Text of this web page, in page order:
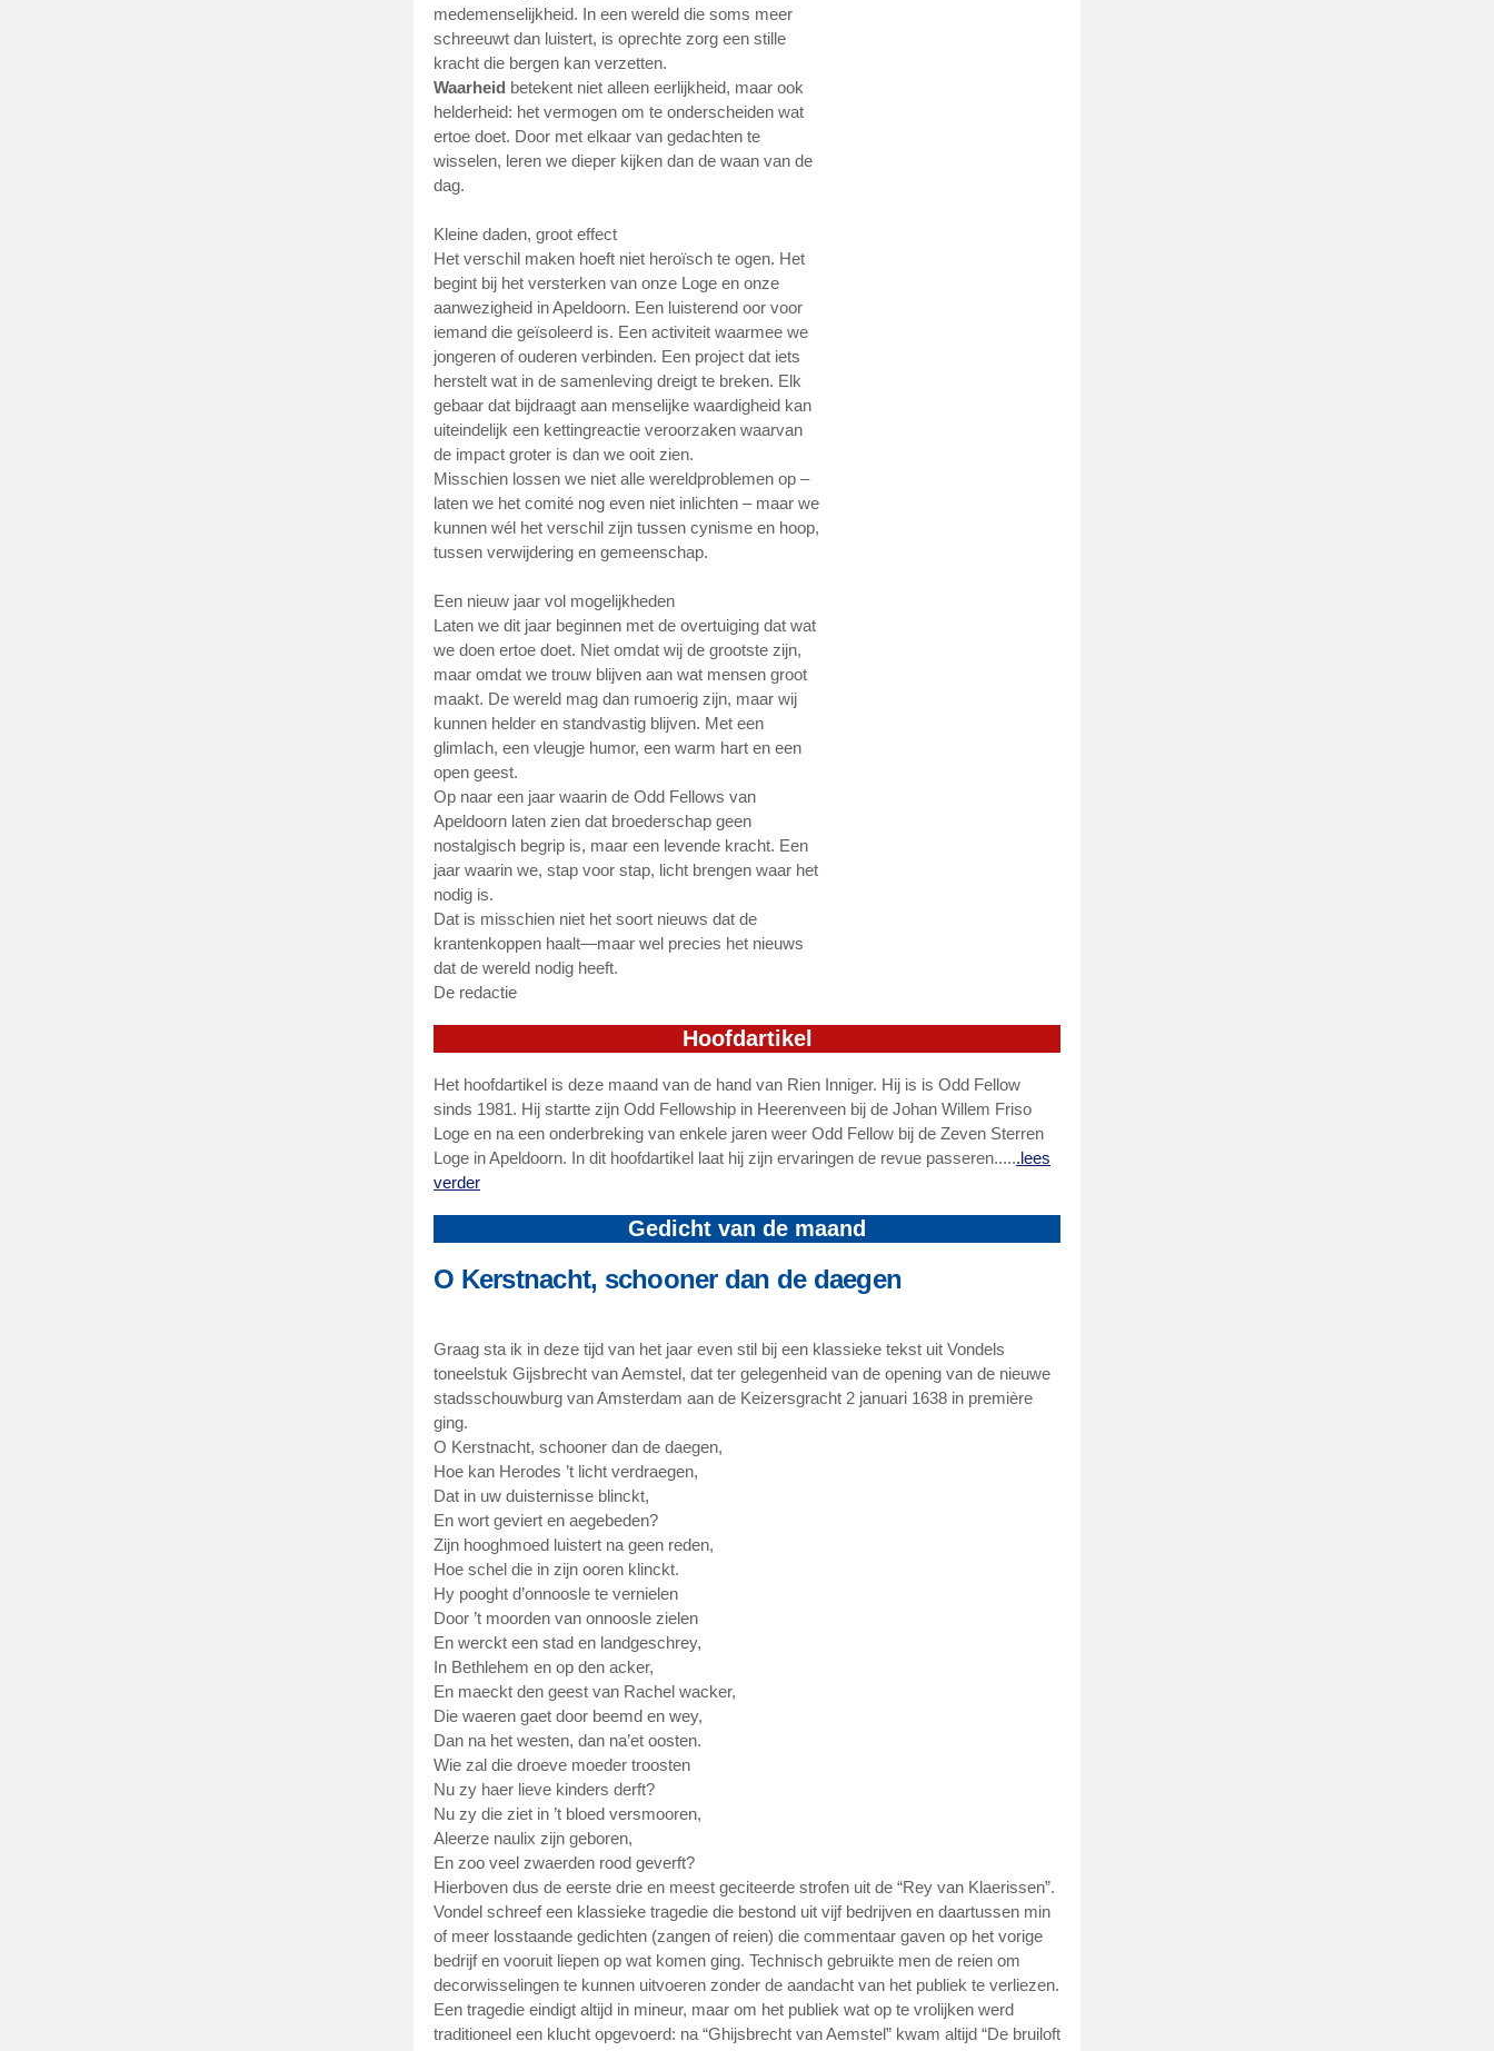
medemenselijkheid. In een wereld die soms meer
schreeuwt dan luistert, is oprechte zorg een stille
kracht die bergen kan verzetten.
Waarheid betekent niet alleen eerlijkheid, maar ook
helderheid: het vermogen om te onderscheiden wat
ertoe doet. Door met elkaar van gedachten te
wisselen, leren we dieper kijken dan de waan van de
dag.
Kleine daden, groot effect
Het verschil maken hoeft niet heroïsch te ogen. Het
begint bij het versterken van onze Loge en onze
aanwezigheid in Apeldoorn. Een luisterend oor voor
iemand die geïsoleerd is. Een activiteit waarmee we
jongeren of ouderen verbinden. Een project dat iets
herstelt wat in de samenleving dreigt te breken. Elk
gebaar dat bijdraagt aan menselijke waardigheid kan
uiteindelijk een kettingreactie veroorzaken waarvan
de impact groter is dan we ooit zien.
Misschien lossen we niet alle wereldproblemen op –
laten we het comité nog even niet inlichten – maar we
kunnen wél het verschil zijn tussen cynisme en hoop,
tussen verwijdering en gemeenschap.
Een nieuw jaar vol mogelijkheden
Laten we dit jaar beginnen met de overtuiging dat wat
we doen ertoe doet. Niet omdat wij de grootste zijn,
maar omdat we trouw blijven aan wat mensen groot
maakt. De wereld mag dan rumoerig zijn, maar wij
kunnen helder en standvastig blijven. Met een
glimlach, een vleugje humor, een warm hart en een
open geest.
Op naar een jaar waarin de Odd Fellows van
Apeldoorn laten zien dat broederschap geen
nostalgisch begrip is, maar een levende kracht. Een
jaar waarin we, stap voor stap, licht brengen waar het
nodig is.
Dat is misschien niet het soort nieuws dat de
krantenkoppen haalt—maar wel precies het nieuws
dat de wereld nodig heeft.
De redactie
Hoofdartikel
Het hoofdartikel is deze maand van de hand van Rien Inniger. Hij is is Odd Fellow
sinds 1981. Hij startte zijn Odd Fellowship in Heerenveen bij de Johan Willem Friso
Loge en na een onderbreking van enkele jaren weer Odd Fellow bij de Zeven Sterren
Loge in Apeldoorn. In dit hoofdartikel laat hij zijn ervaringen de revue passeren......lees
verder
Gedicht van de maand
O Kerstnacht, schooner dan de daegen
Graag sta ik in deze tijd van het jaar even stil bij een klassieke tekst uit Vondels
toneelstuk Gijsbrecht van Aemstel, dat ter gelegenheid van de opening van de nieuwe
stadsschouwburg van Amsterdam aan de Keizersgracht 2 januari 1638 in première
ging.
O Kerstnacht, schooner dan de daegen,
Hoe kan Herodes ’t licht verdraegen,
Dat in uw duisternisse blinckt,
En wort geviert en aegebeden?
Zijn hooghmoed luistert na geen reden,
Hoe schel die in zijn ooren klinckt.
Hy pooght d’onnoosle te vernielen
Door ’t moorden van onnoosle zielen
En werckt een stad en landgeschrey,
In Bethlehem en op den acker,
En maeckt den geest van Rachel wacker,
Die waeren gaet door beemd en wey,
Dan na het westen, dan na’et oosten.
Wie zal die droeve moeder troosten
Nu zy haer lieve kinders derft?
Nu zy die ziet in ’t bloed versmooren,
Aleerze naulix zijn geboren,
En zoo veel zwaerden rood geverft?
Hierboven dus de eerste drie en meest geciteerde strofen uit de “Rey van Klaerissen”.
Vondel schreef een klassieke tragedie die bestond uit vijf bedrijven en daartussen min
of meer losstaande gedichten (zangen of reien) die commentaar gaven op het vorige
bedrijf en vooruit liepen op wat komen ging. Technisch gebruikte men de reien om
decorwisselingen te kunnen uitvoeren zonder de aandacht van het publiek te verliezen.
Een tragedie eindigt altijd in mineur, maar om het publiek wat op te vrolijken werd
traditioneel een klucht opgevoerd: na “Ghijsbrecht van Aemstel” kwam altijd “De bruiloft